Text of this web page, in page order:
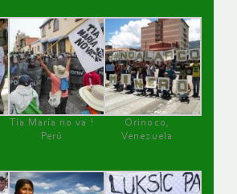
Tía María no va !
Perú
Orinoco,
Venezuela